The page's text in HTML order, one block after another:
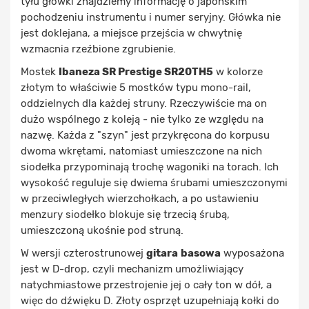
pochodzeniu instrumentu i numer seryjny. Główka nie
jest doklejana, a miejsce przejścia w chwytnię
wzmacnia rzeźbione zgrubienie.
Mostek Ibaneza SR Prestige SR20TH5 w kolorze
złotym to właściwie 5 mostków typu mono-rail,
oddzielnych dla każdej struny. Rzeczywiście ma on
dużo wspólnego z koleją - nie tylko ze względu na
nazwę. Każda z "szyn" jest przykręcona do korpusu
dwoma wkrętami, natomiast umieszczone na nich
siodełka przypominają trochę wagoniki na torach. Ich
wysokość reguluje się dwiema śrubami umieszczonymi
w przeciwległych wierzchołkach, a po ustawieniu
menzury siodełko blokuje się trzecią śrubą,
umieszczoną ukośnie pod struną.
W wersji czterostrunowej gitara basowa wyposażona
jest w D-drop, czyli mechanizm umożliwiający
natychmiastowe przestrojenie jej o cały ton w dół, a
więc do dźwięku D. Złoty osprzęt uzupełniają kołki do